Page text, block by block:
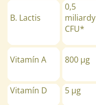
B. Lactis
0,5
miliardy
CFU*
Vitamín A 800 µg
Vitamín D 5 µg